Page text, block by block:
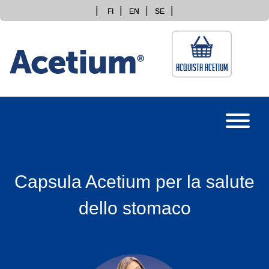
to
FI EN SE
Acquista Acetium
Capsula Acetium per la salute
dello stomaco